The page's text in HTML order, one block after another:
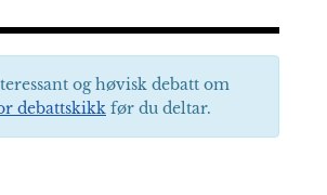
og høvisk debatt om
debattskikk før du deltar.